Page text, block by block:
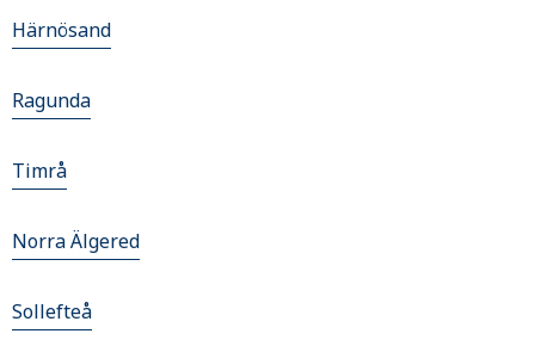
Härnösand
Ragunda
Timrå
Norra Älgered
Sollefteå